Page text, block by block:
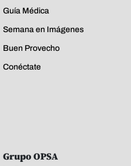
Guía Médica
Semana en Imágenes
Buen Provecho
Conéctate
Grupo OPSA